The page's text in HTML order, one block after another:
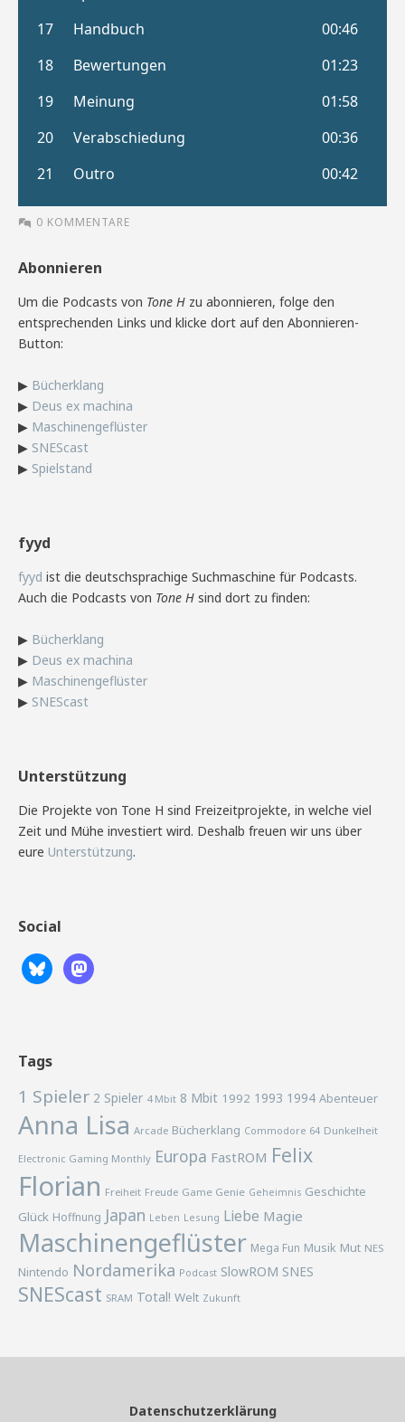
0 KOMMENTARE
Abonnieren
Um die Podcasts von Tone H zu abonnieren, folge den
entsprechenden Links und klicke dort auf den Abonnieren-
Button:
▶ Bücherklang
▶ Deus ex machina
▶ Maschinengeflüster
▶ SNEScast
▶ Spielstand
fyyd
fyyd ist die deutschsprachige Suchmaschine für Podcasts.
Auch die Podcasts von Tone H sind dort zu finden:
▶ Bücherklang
▶ Deus ex machina
▶ Maschinengeflüster
▶ SNEScast
Unterstützung
Die Projekte von Tone H sind Freizeitprojekte, in welche viel
Zeit und Mühe investiert wird. Deshalb freuen wir uns über
eure Unterstützung.
Social
Tags
1 Spieler 2 Spieler 4 Mbit 8 Mbit 1992 1993 1994 Abenteuer
Anna Lisa Arcade Bücherklang Commodore 64 Dunkelheit
Electronic Gaming Monthly Europa FastROM Felix
Florian Freiheit Freude Game Genie Geheimnis Geschichte
Glück Hoffnung Japan Leben Lesung Liebe Magie
Maschinengeflüster Mega Fun Musik Mut NES
Nintendo Nordamerika Podcast SlowROM SNES
SNEScast SRAM Total! Welt Zukunft
Datenschutzerklärung